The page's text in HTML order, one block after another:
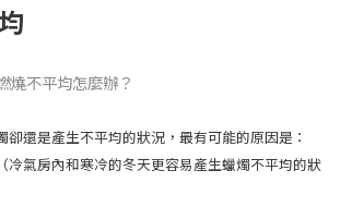
燒不平均怎麼辦？
卻還是產生不平均的狀況，最有可能的原因是：
冷氣房內和寒冷的冬天更容易產生蠟燭不平均的狀